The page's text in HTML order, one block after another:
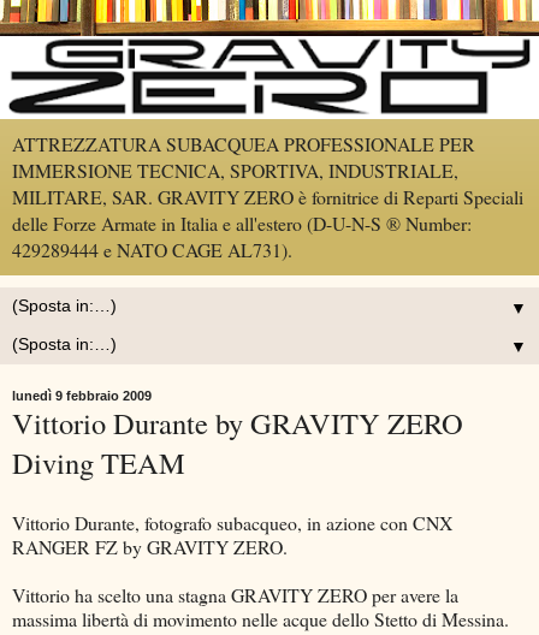
ATTREZZATURA SUBACQUEA PROFESSIONALE PER
IMMERSIONE TECNICA, SPORTIVA, INDUSTRIALE,
MILITARE, SAR. GRAVITY ZERO è fornitrice di Reparti Speciali
delle Forze Armate in Italia e all'estero (D-U-N-S ® Number:
429289444 e NATO CAGE AL731).
▼
▼
lunedì 9 febbraio 2009
Vittorio Durante by GRAVITY ZERO
Diving TEAM
Vittorio Durante, fotografo subacqueo, in azione con CNX
RANGER FZ by GRAVITY ZERO.
Vittorio ha scelto una stagna GRAVITY ZERO per avere la
massima libertà di movimento nelle acque dello Stetto di Messina.